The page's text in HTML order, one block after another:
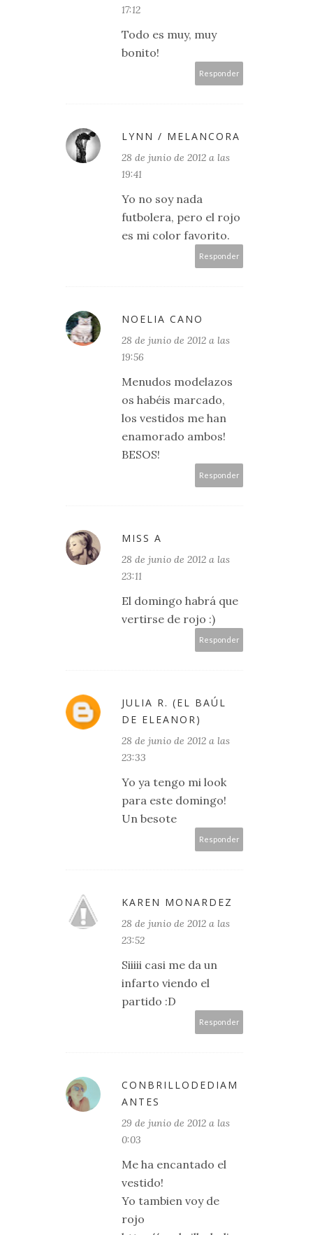
17:12
Todo es muy, muy
bonito!
Responder
LYNN / MELANCORA
28 de junio de 2012 a las
19:41
Yo no soy nada
futbolera, pero el rojo
es mi color favorito.
Responder
NOELIA CANO
28 de junio de 2012 a las
19:56
Menudos modelazos
os habéis marcado,
los vestidos me han
enamorado ambos!
BESOS!
Responder
MISS A
28 de junio de 2012 a las
23:11
El domingo habrá que
vertirse de rojo :)
Responder
JULIA R. (EL BAÚL
DE ELEANOR)
28 de junio de 2012 a las
23:33
Yo ya tengo mi look
para este domingo!
Un besote
Responder
KAREN MONARDEZ
28 de junio de 2012 a las
23:52
Siiiii casi me da un
infarto viendo el
partido :D
Responder
CONBRILLODEDIAM
ANTES
29 de junio de 2012 a las
0:03
Me ha encantado el
vestido!
Yo tambien voy de
rojo